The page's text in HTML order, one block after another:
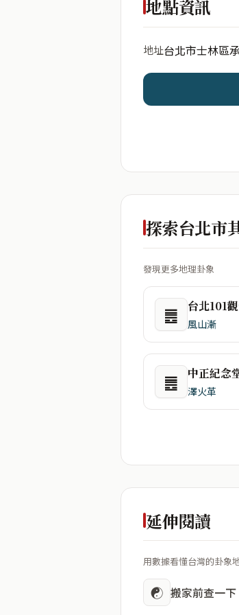
地點資訊
地址台北市士林區
探索台北市
發現更多地理卦象
䷌ 台北101
風山漸
䷌ 中正紀念
澤火革
延伸閱讀
用數據看懂台灣的卦象
☯ 搬家前查一